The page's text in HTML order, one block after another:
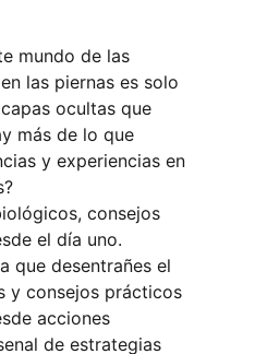
mundo de las
las piernas es solo
ocultas que
más de lo que
y experiencias en
consejos
el día uno.
que desentrañes el
y consejos prácticos
acciones
de estrategias